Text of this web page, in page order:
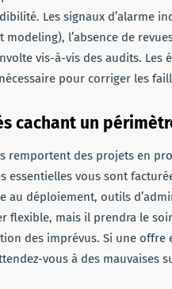
Les signaux d’alarme
modeling), l’absence de
vis-à-vis des audits.
pour corriger les
cachant un
remportent des projets en
essentielles vous sont
au déploiement, outils
flexible, mais il prendra le
des imprévus. Si une
vous à des mauvaises